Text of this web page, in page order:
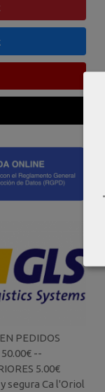
PEDIDOS
50.00€ --
5.00€
segura Ca l'Oriol